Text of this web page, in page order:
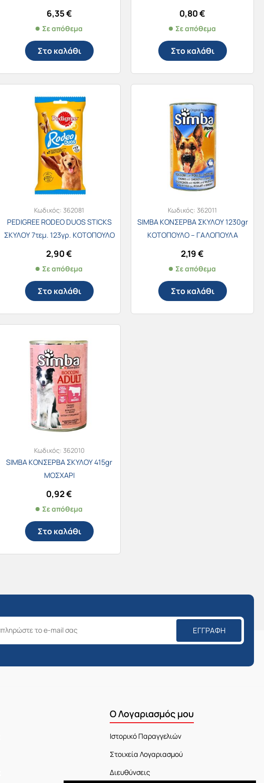
6,35€
Σε απόθεμα
Στο καλάθι
0,80€
Σε απόθεμα
Στο καλάθι
Κωδικός:362081
PEDIGREE RODEO DUOS STICKS
ΣΚΥΛΟΥ 7τεμ. 123γρ. ΚΟΤΟΠΟΥΛΟ
2,90€
Σε απόθεμα
Στο καλάθι
Κωδικός:362011
SIMBA ΚΟΝΣΕΡΒΑ ΣΚΥΛΟΥ 1230gr
ΚΟΤΟΠΟΥΛΟ – ΓΑΛΟΠΟΥΛΑ
2,19€
Σε απόθεμα
Στο καλάθι
Κωδικός: 362010
SIMBA ΚΟΝΣΕΡΒΑ ΣΚΥΛΟΥ 415gr
ΜΟΣΧΑΡΙ
0,92€
Σε απόθεμα
Στο καλάθι
ΕΓΓΡΑΦΉ
Ο Λογαριασμός μου
Ιστορικό Παραγγελιών
Στοιχεία Λογαριασμού
Διευθύνσεις